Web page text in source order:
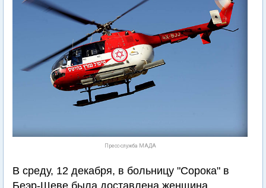
Пресс-служба МАДА
В среду, 12 декабря, в больницу "Сорока" в
Беэр-Шеве была доставлена женщина